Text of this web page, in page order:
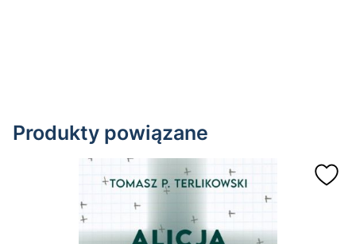
Produkty powiązane